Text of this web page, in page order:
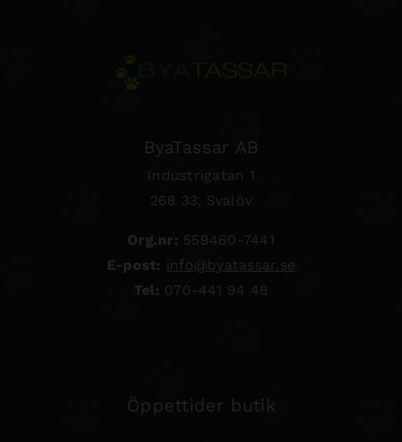
ByaTassar AB
Industrigatan 1
268 33, Svalöv
Org.nr: 559460-7441
E-post: info@byatassar.se
Tel: 070-441 94 48
Öppettider butik